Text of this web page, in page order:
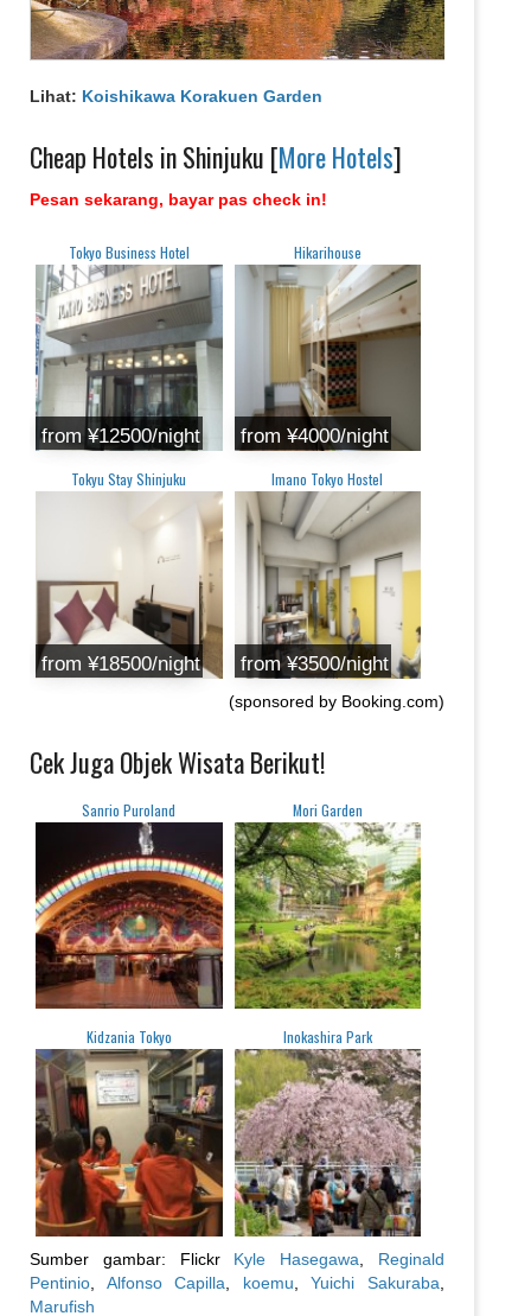
Lihat: Koishikawa Korakuen Garden
Cheap Hotels in Shinjuku [More Hotels]
Pesan sekarang, bayar pas check in!
Tokyo Business Hotel
from ¥12500/night
Hikarihouse
from ¥4000/night
Tokyu Stay Shinjuku
from ¥18500/night
Imano Tokyo Hostel
from ¥3500/night
(sponsored by Booking.com)
Cek Juga Objek Wisata Berikut!
Sanrio Puroland Mori Garden
Kidzania Tokyo Inokashira Park
Sumber gambar: Flickr Kyle Hasegawa
Reginald
Pentinio
Alfonso Capilla koemu ,Yuichi Sakuraba
Marufish